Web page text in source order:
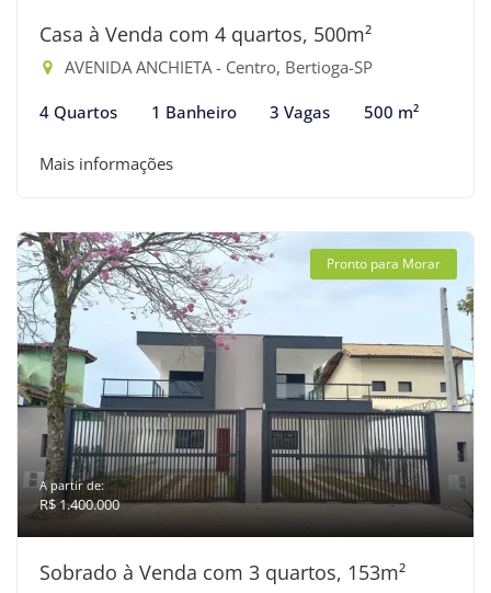
Casa à Venda com 4 quartos, 500m²
AVENIDA ANCHIETA - Centro, Bertioga-SP
4 Quartos 1 Banheiro 3 Vagas 500 m²
Mais informações
Pronto para Morar
A partir de:
R$ 1.400.000
Sobrado à Venda com 3 quartos, 153m²